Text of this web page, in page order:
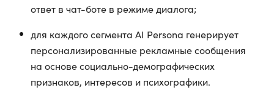
ответ в чат-боте в режиме диалога;
для каждого сегмента AI Persona генерирует
персонализированные рекламные сообщения
на основе социально-демографических
признаков, интересов и психографики.